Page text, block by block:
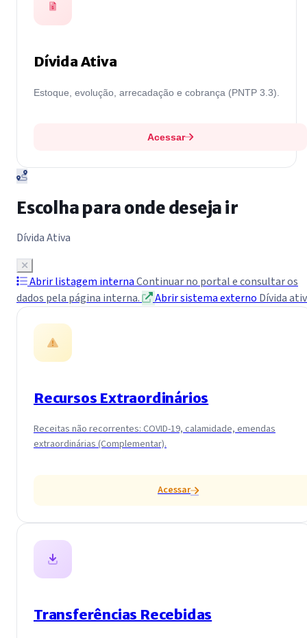
Dívida Ativa
Estoque, evolução, arrecadação e cobrança (PNTP 3.3).
Acessar
Escolha para onde deseja ir
Dívida Ativa
Abrir listagem internaContinuar no portal e consultar os
dados pela página interna.
Abrir sistema externo Dívida
Recursos Extraordinários
Receitas não recorrentes: COVID-19, calamidade, emendas
extraordinárias (Complementar).
Acessar
Transferências Recebidas